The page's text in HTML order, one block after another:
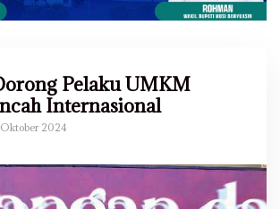
Pelaku UMKM
Internasional
2024